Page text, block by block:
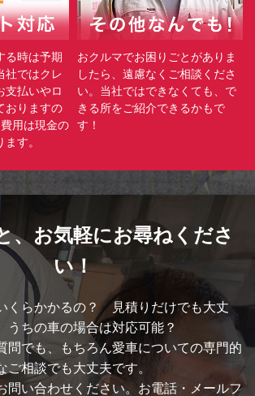
る時は予期
社ではクレ
支払いやロ
おりますの
用は現金の
す。
おクルマでお困りごとがありま
したら、遠慮なくご相談くださ
い。当社ではできなくても、で
きる所をご紹介できるかもで
す！
、 お気軽にお尋ねくださ
い！
くらかかるの？ 見積りだけでも大丈
ちの車の場合は対応可能？
問でも、もちろん愛車についての専門的
ご相談でも大丈夫です。
問い合わせください。お電話・メールフ